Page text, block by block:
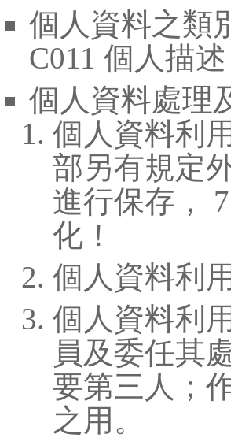
個人資料之類
C011 個人描述
個人資料處理
個人資料利
部另有規定
進行保存，
化！
個人資料利
個人資料利
員及委任其
要第三人；
之用。